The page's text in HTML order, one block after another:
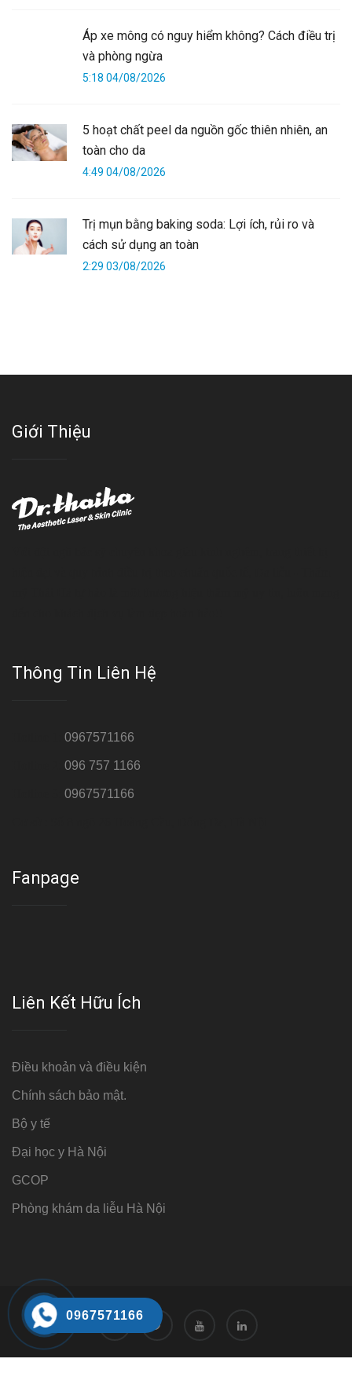
Áp xe mông có nguy hiểm không? Cách điều trị
và phòng ngừa
5:18 04/08/2026
5 hoạt chất peel da nguồn gốc thiên nhiên, an
toàn cho da
4:49 04/08/2026
Trị mụn bằng baking soda: Lợi ích, rủi ro và
cách sử dụng an toàn
2:29 03/08/2026
Giới Thiệu
Thông Tin Liên Hệ
0967571166
096 757 1166
0967571166
Fanpage
Liên Kết Hữu Ích
Điều khoản và điều kiện
Chính sách bảo mật.
Bộ y tế
Đại học y Hà Nội
GCOP
Phòng khám da liễu Hà Nội
0967571166